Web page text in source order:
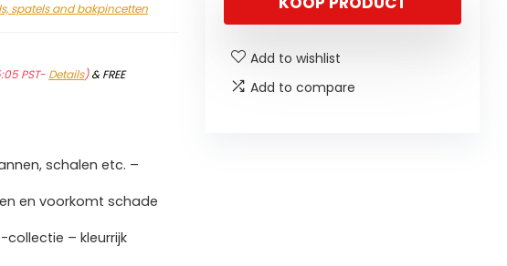
spatels and bakpincetten
PST- Details)&FREE
schalen etc. –
en voorkomt schade
collectie – kleurrijk
Add to wishlist
Add to compare